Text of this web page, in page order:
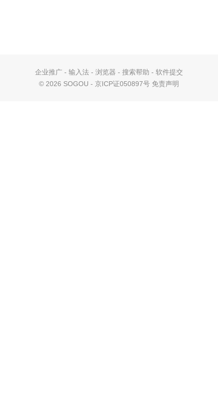
企业推广 - 输入法 - 浏览器 - 搜索帮助 - 软件提交
© 2026 SOGOU - 京ICP证050897号 免责声明